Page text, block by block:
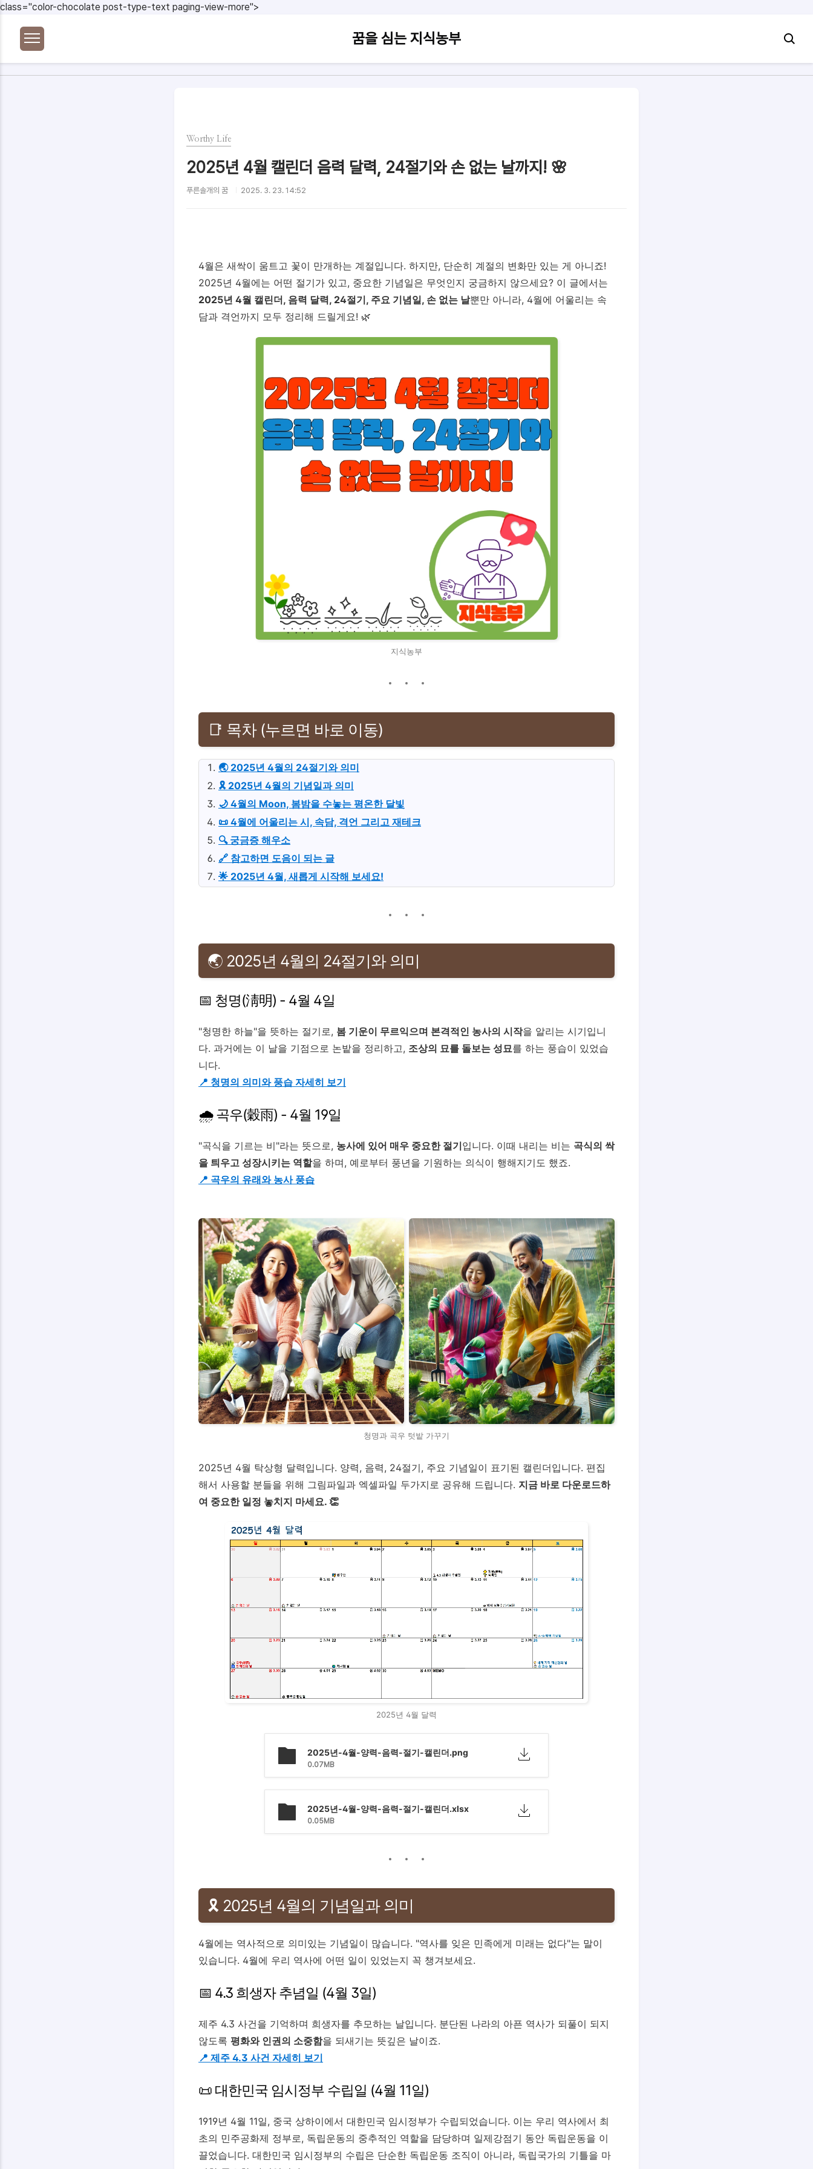
class="color-chocolate post-type-text paging-view-more">
본문 바로가기
꿈을 심는 지식농부
Worthy Life
2025년 4월 캘린더 음력 달력, 24절기와 손 없는 날까지! 🌸
푸른솔개의 꿈 2025. 3. 23. 14:52
4월은 새싹이 움트고 꽃이 만개하는 계절입니다. 하지만, 단순히 계절의 변화만 있는 게 아니죠!
2025년 4월에는 어떤 절기가 있고, 중요한 기념일은 무엇인지 궁금하지 않으세요? 이 글에서는
2025년 4월 캘린더, 음력 달력, 24절기, 주요 기념일, 손 없는 날뿐만 아니라, 4월에 어울리는 속
담과 격언까지 모두 정리해 드릴게요! 🌿
지식농부
📑 목차 (누르면 바로 이동)
🌏 2025년 4월의 24절기와 의미
🎗 2025년 4월의 기념일과 의미
🌙 4월의 Moon, 봄밤을 수놓는 평온한 달빛
📜 4월에 어울리는 시, 속담, 격언 그리고 재테크
🔍 궁금증 해우소
🔗 참고하면 도음이 되는 글
🌟 2025년 4월, 새롭게 시작해 보세요!
🌏 2025년 4월의 24절기와 의미
📅 청명(淸明) - 4월 4일
"청명한 하늘"을 뜻하는 절기로, 봄 기운이 무르익으며 본격적인 농사의 시작을 알리는 시기입니
다. 과거에는 이 날을 기점으로 논밭을 정리하고, 조상의 묘를 돌보는 성묘를 하는 풍습이 있었습
니다.
📍 청명의 의미와 풍습 자세히 보기
🌧️ 곡우(穀雨) - 4월 19일
"곡식을 기르는 비"라는 뜻으로, 농사에 있어 매우 중요한 절기입니다. 이때 내리는 비는 곡식의 싹
을 틔우고 성장시키는 역할을 하며, 예로부터 풍년을 기원하는 의식이 행해지기도 했죠.
📍 곡우의 유래와 농사 풍습
청명과 곡우 텃밭 가꾸기
2025년 4월 탁상형 달력입니다. 양력, 음력, 24절기, 주요 기념일이 표기된 캘린더입니다. 편집
해서 사용할 분들을 위해 그림파일과 엑셀파일 두가지로 공유해 드립니다. 지금 바로 다운로드하
여 중요한 일정 놓치지 마세요. 👏
2025년 4월 달력
2025년-4월-양력-음력-절기-캘린더.png
0.07MB
2025년-4월-양력-음력-절기-캘린더.xlsx
0.05MB
🎗 2025년 4월의 기념일과 의미
4월에는 역사적으로 의미있는 기념일이 많습니다. "역사를 잊은 민족에게 미래는 없다"는 말이
있습니다. 4월에 우리 역사에 어떤 일이 있었는지 꼭 챙겨보세요.
📅 4.3 희생자 추념일 (4월 3일)
제주 4.3 사건을 기억하며 희생자를 추모하는 날입니다. 분단된 나라의 아픈 역사가 되풀이 되지
않도록 평화와 인권의 소중함을 되새기는 뜻깊은 날이죠.
📍 제주 4.3 사건 자세히 보기
📜 대한민국 임시정부 수립일 (4월 11일)
1919년 4월 11일, 중국 상하이에서 대한민국 임시정부가 수립되었습니다. 이는 우리 역사에서 최
초의 민주공화제 정부로, 독립운동의 중추적인 역할을 담당하며 일제강점기 동안 독립운동을 이
끌었습니다. 대한민국 임시정부의 수립은 단순한 독립운동 조직이 아니라, 독립국가의 기틀을 마